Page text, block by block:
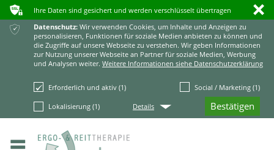
ʥ Ihre Daten sind gesichert und werden verschlüsselt übertragen
ı
ќ
Datenschutz: Wir verwenden Cookies, um Inhalte und Anzeigen zu
personalisieren, Funktionen für soziale Medien anbieten zu können und
die Zugriffe auf unsere Webseite zu verstehen. Wir geben Informationen
zur Nutzung unserer Webseite an Partner für soziale Medien, Werbung
und Analysen weiter. Weitere Informationen siehe Datenschutzerklärung
Erforderlich und aktiv (1) Social / Marketing (1)
Lokalisierung (1) Details Q